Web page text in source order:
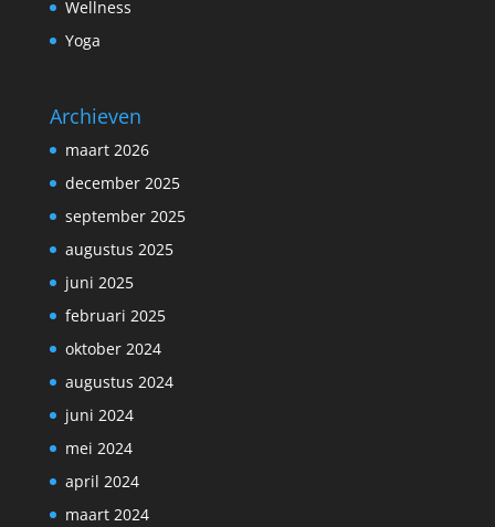
Wellness
Yoga
Archieven
maart 2026
december 2025
september 2025
augustus 2025
juni 2025
februari 2025
oktober 2024
augustus 2024
juni 2024
mei 2024
april 2024
maart 2024